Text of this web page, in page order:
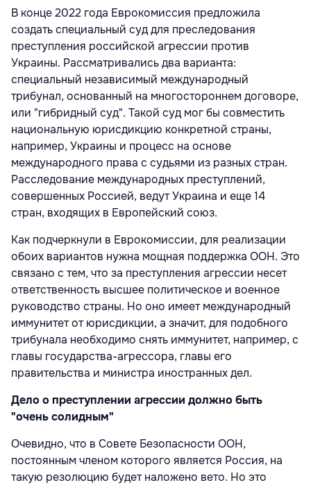
В конце 2022 года Еврокомиссия предложила
создать специальный суд для преследования
преступления российской агрессии против
Украины. Рассматривались два варианта:
специальный независимый международный
трибунал, основанный на многостороннем договоре,
или "гибридный суд". Такой суд мог бы совместить
национальную юрисдикцию конкретной страны,
например, Украины и процесс на основе
международного права с судьями из разных стран.
Расследование международных преступлений,
совершенных Россией, ведут Украина и еще 14
стран, входящих в Европейский союз.
Как подчеркнули в Еврокомиссии, для реализации
обоих вариантов нужна мощная поддержка ООН. Это
связано с тем, что за преступления агрессии несет
ответственность высшее политическое и военное
руководство страны. Но оно имеет международный
иммунитет от юрисдикции, а значит, для подобного
трибунала необходимо снять иммунитет, например, с
главы государства-агрессора, главы его
правительства и министра иностранных дел.
Дело о преступлении агрессии должно быть
"очень солидным"
Очевидно, что в Совете Безопасности ООН,
постоянным членом которого является Россия, на
такую резолюцию будет наложено вето. Но это